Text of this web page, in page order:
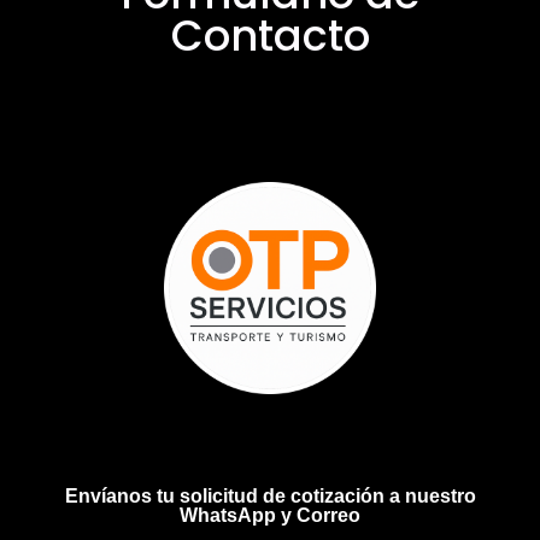
Contacto
Envíanos tu solicitud de cotización a nuestro
WhatsApp y Correo